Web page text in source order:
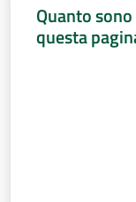
Quanto
questa